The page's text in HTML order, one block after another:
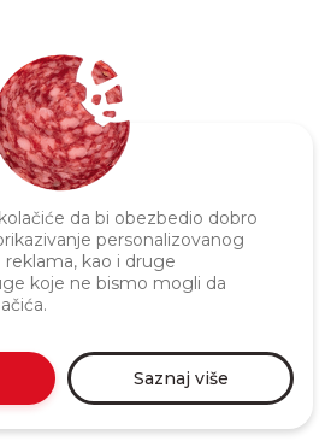
da bi obezbedio dobro
personalizovanog
reklama, kao i druge
koje ne bismo mogli da
Saznaj više